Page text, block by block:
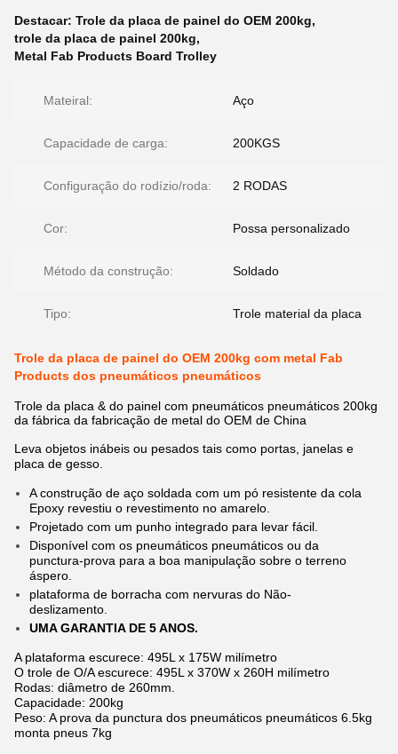
Destacar: Trole da placa de painel do OEM 200kg,
trole da placa de painel 200kg,
Metal Fab Products Board Trolley
Mateiral: Aço
Capacidade de carga: 200KGS
Configuração do rodízio/roda: 2 RODAS
Cor: Possa personalizado
Método da construção: Soldado
Tipo: Trole material da placa
Trole da placa de painel do OEM 200kg com metal Fab
Products dos pneumáticos pneumáticos
Trole da placa & do painel com pneumáticos pneumáticos 200kg
da fábrica da fabricação de metal do OEM de China
Leva objetos inábeis ou pesados tais como portas, janelas e
placa de gesso.
A construção de aço soldada com um pó resistente da cola
Epoxy revestiu o revestimento no amarelo.
Projetado com um punho integrado para levar fácil.
Disponível com os pneumáticos pneumáticos ou da
punctura-prova para a boa manipulação sobre o terreno
áspero.
plataforma de borracha com nervuras do Não-
deslizamento.
UMA GARANTIA DE 5 ANOS.
A plataforma escurece: 495L x 175W milímetro
O trole de O/A escurece: 495L x 370W x 260H milímetro
Rodas: diâmetro de 260mm.
Capacidade: 200kg
Peso: A prova da punctura dos pneumáticos pneumáticos 6.5kg
monta pneus 7kg